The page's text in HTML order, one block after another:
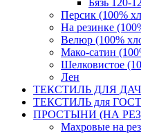
Персик (100%
На резинке
Велюр (100%
Мако-сатин
Шелковистое
Лен
ТЕКСТИЛЬ ДЛЯ
ТЕКСТИЛЬ для
ПРОСТЫНИ (НА
Махровые на